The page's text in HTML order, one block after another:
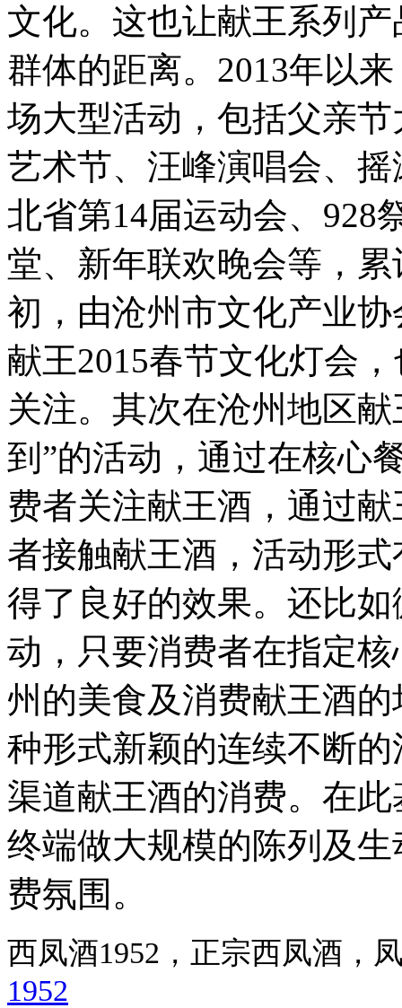
文化。这也让献王系列
群体的距离。2013年以
场大型活动，包括父亲
艺术节、汪峰演唱会、
北省第14届运动会、928
堂、新年联欢晚会等，
初，由沧州市文化产业
献王2015春节文化灯会
关注。其次在沧州地区
到”的活动，通过在核心
费者关注献王酒，通过
者接触献王酒，活动形
得了良好的效果。还比
动，只要消费者在指定
州的美食及消费献王酒
种形式新颖的连续不断
渠道献王酒的消费。在
终端做大规模的陈列及
费氛围。
西凤酒1952，正宗西凤酒
1952